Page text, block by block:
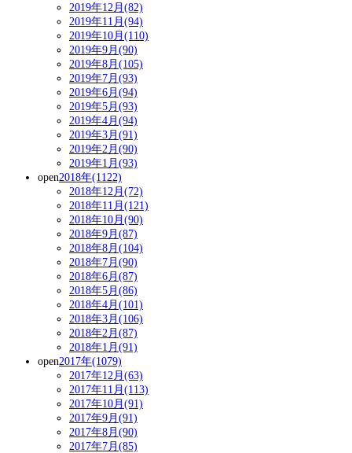
2019年12月(82)
2019年11月(94)
2019年10月(110)
2019年9月(90)
2019年8月(105)
2019年7月(93)
2019年6月(94)
2019年5月(93)
2019年4月(94)
2019年3月(91)
2019年2月(90)
2019年1月(93)
open2018年(1122)
2018年12月(72)
2018年11月(121)
2018年10月(90)
2018年9月(87)
2018年8月(104)
2018年7月(90)
2018年6月(87)
2018年5月(86)
2018年4月(101)
2018年3月(106)
2018年2月(87)
2018年1月(91)
open2017年(1079)
2017年12月(63)
2017年11月(113)
2017年10月(91)
2017年9月(91)
2017年8月(90)
2017年7月(85)